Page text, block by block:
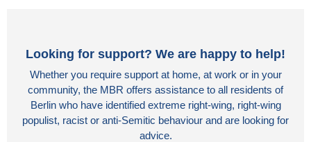
Looking for support? We are happy to help!
Whether you require support at home, at work or in your
community, the MBR offers assistance to all residents of
Berlin who have identified extreme right-wing, right-wing
populist, racist or anti-Semitic behaviour and are looking for
advice.